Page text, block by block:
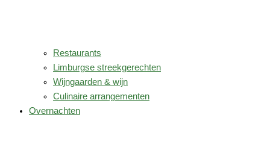
Restaurants
Limburgse streekgerechten
Wijngaarden & wijn
Culinaire arrangementen
Overnachten